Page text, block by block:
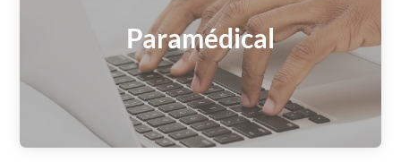
Paramédical